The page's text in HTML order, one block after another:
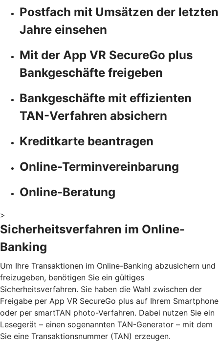
Postfach mit Umsätzen der letzten
Jahre einsehen
Mit der App VR SecureGo plus
Bankgeschäfte freigeben
Bankgeschäfte mit effizienten
TAN-Verfahren absichern
Kreditkarte beantragen
Online-Terminvereinbarung
Online-Beratung
>
Sicherheitsverfahren im Online-
Banking
Um Ihre Transaktionen im Online-Banking abzusichern und
freizugeben, benötigen Sie ein gültiges
Sicherheitsverfahren. Sie haben die Wahl zwischen der
Freigabe per App VR SecureGo plus auf Ihrem Smartphone
oder per smartTAN photo-Verfahren. Dabei nutzen Sie ein
Lesegerät – einen sogenannten TAN-Generator – mit dem
Sie eine Transaktionsnummer (TAN) erzeugen.